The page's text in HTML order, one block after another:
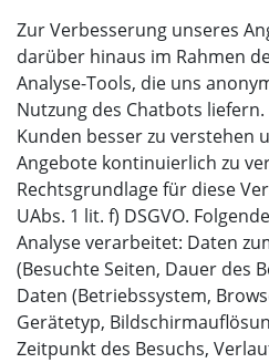
Zur Verbesserung unseres
darüber hinaus im Rahmen
Analyse-Tools, die uns
Nutzung des Chatbots
Kunden besser zu verstehen
Angebote kontinuierlich zu
Rechtsgrundlage für diese
UAbs. 1 lit. f) DSGVO.
Analyse verarbeitet:‍ Daten
(Besuchte Seiten, Dauer des
Daten (Betriebssystem,
Gerätetyp,
Zeitpunkt des Besuchs,